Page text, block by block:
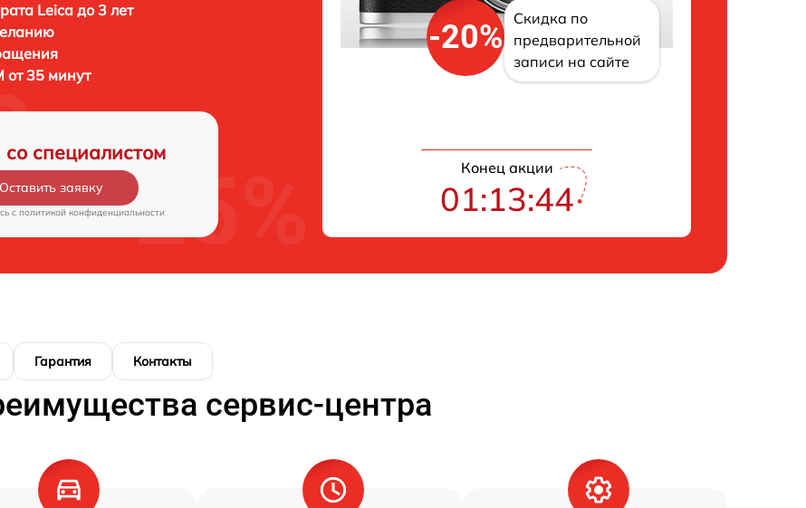
Leica до 3 лет
от 35 минут
со специалистом
Оставить заявку
c политикой конфиденциальности
-20%
Скидка по
предварительной
записи на сайте
Конец акции
01:13:43
Гарантия Контакты
сервис-центра